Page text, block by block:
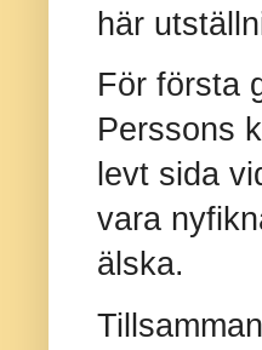
här
För första
Perssons
levt sida
vara
älska.